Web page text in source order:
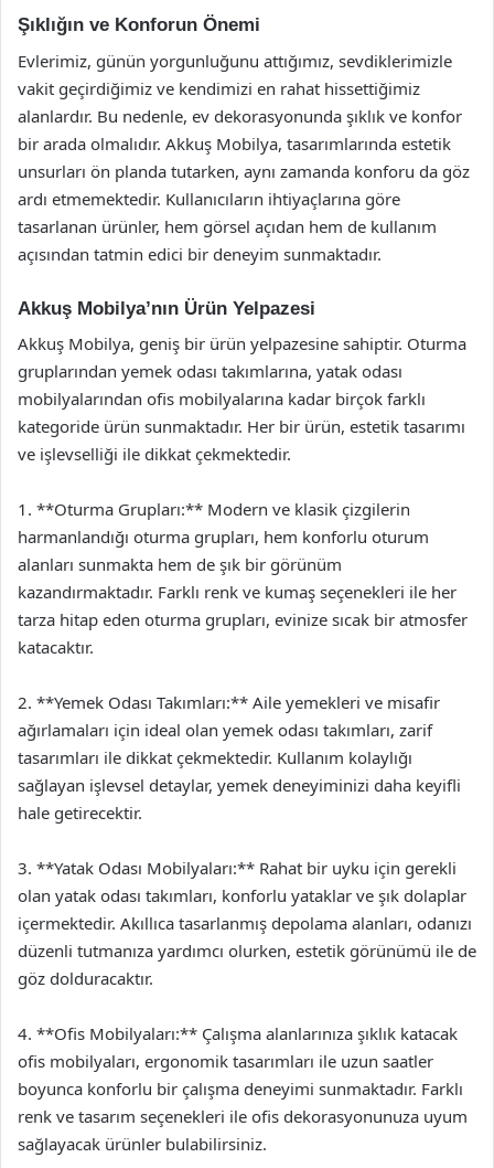
Şıklığın ve Konforun Önemi
Evlerimiz, günün yorgunluğunu attığımız, sevdiklerimizle
vakit geçirdiğimiz ve kendimizi en rahat hissettiğimiz
alanlardır. Bu nedenle, ev dekorasyonunda şıklık ve konfor
bir arada olmalıdır. Akkuş Mobilya, tasarımlarında estetik
unsurları ön planda tutarken, aynı zamanda konforu da göz
ardı etmemektedir. Kullanıcıların ihtiyaçlarına göre
tasarlanan ürünler, hem görsel açıdan hem de kullanım
açısından tatmin edici bir deneyim sunmaktadır.
Akkuş Mobilya’nın Ürün Yelpazesi
Akkuş Mobilya, geniş bir ürün yelpazesine sahiptir. Oturma
gruplarından yemek odası takımlarına, yatak odası
mobilyalarından ofis mobilyalarına kadar birçok farklı
kategoride ürün sunmaktadır. Her bir ürün, estetik tasarımı
ve işlevselliği ile dikkat çekmektedir.
1. **Oturma Grupları:** Modern ve klasik çizgilerin
harmanlandığı oturma grupları, hem konforlu oturum
alanları sunmakta hem de şık bir görünüm
kazandırmaktadır. Farklı renk ve kumaş seçenekleri ile her
tarza hitap eden oturma grupları, evinize sıcak bir atmosfer
katacaktır.
2. **Yemek Odası Takımları:** Aile yemekleri ve misafir
ağırlamaları için ideal olan yemek odası takımları, zarif
tasarımları ile dikkat çekmektedir. Kullanım kolaylığı
sağlayan işlevsel detaylar, yemek deneyiminizi daha keyifli
hale getirecektir.
3. **Yatak Odası Mobilyaları:** Rahat bir uyku için gerekli
olan yatak odası takımları, konforlu yataklar ve şık dolaplar
içermektedir. Akıllıca tasarlanmış depolama alanları, odanızı
düzenli tutmanıza yardımcı olurken, estetik görünümü ile de
göz dolduracaktır.
4. **Ofis Mobilyaları:** Çalışma alanlarınıza şıklık katacak
ofis mobilyaları, ergonomik tasarımları ile uzun saatler
boyunca konforlu bir çalışma deneyimi sunmaktadır. Farklı
renk ve tasarım seçenekleri ile ofis dekorasyonunuza uyum
sağlayacak ürünler bulabilirsiniz.